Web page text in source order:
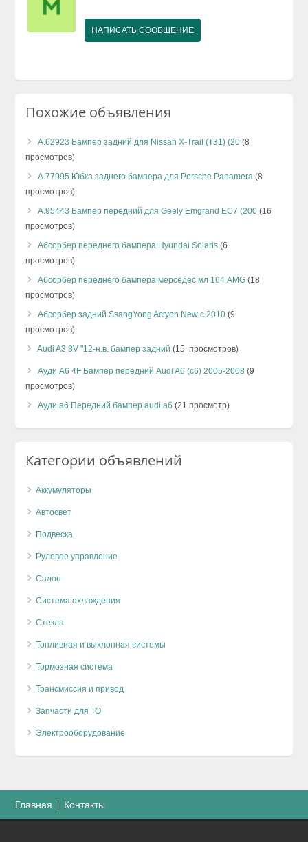
НАПИСАТЬ СООБЩЕНИЕ
Похожие объявления
А.62923 Бампер задний для Nissan X-Trail (T31) (20 (8
просмотров)
А.77995 Юбка заднего бампера для Porsche Panamera (8
просмотров)
А.95443 Бампер передний для Geely Emgrand EC7 (200 (16
просмотров)
Абсорбер переднего бампера Hyundai Solaris (6
просмотров)
Абсорбер переднего бампера мерседес мл 164 AMG (18
просмотров)
Абсорбер задний SsangYong Actyon New с 2010 (9
просмотров)
Audi A3 8V "12-н.в. бампер задний (15 просмотров)
Ауди А6 4F Бампер передний Audi A6 (с6) 2005-2008 (9
просмотров)
Ауди а6 Передний бампер audi a6 (21 просмотр)
Категории объявлений
Аккумуляторы
Автосвет
Подвеска
Рулевое управление
Салон
Система охлаждения
Стекла
Топливная и выхлопная системы
Тормозная система
Трансмиссия и привод
Запчасти для ТО
Электрооборудование
Главная Контакты